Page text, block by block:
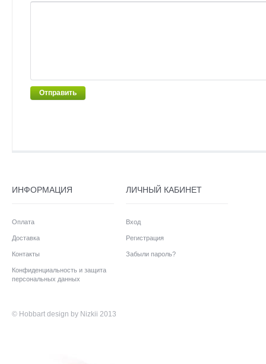
Отправить
ИНФОРМАЦИЯ
Оплата
Доставка
Контакты
Конфиденциальность и защита
персональных данных
ЛИЧНЫЙ КАБИНЕТ
Вход
Регистрация
Забыли пароль?
© Hobbart design by Nizkii 2013